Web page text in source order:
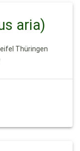
aria)
Thüringen